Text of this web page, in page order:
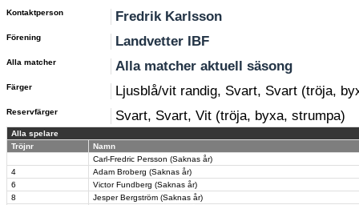
Kontaktperson Fredrik Karlsson
Förening Landvetter IBF
Alla matcher Alla matcher aktuell säsong
Färger Ljusblå/vit randig, Svart, Svart (tröja,
Reservfärger Svart, Svart, Vit (tröja, byxa, strumpa)
Alla spelare
Tröjnr
Namn
Carl-Fredric Persson (Saknas år)
4
Adam Broberg (Saknas år)
6
Victor Fundberg (Saknas år)
8
Jesper Bergström (Saknas år)